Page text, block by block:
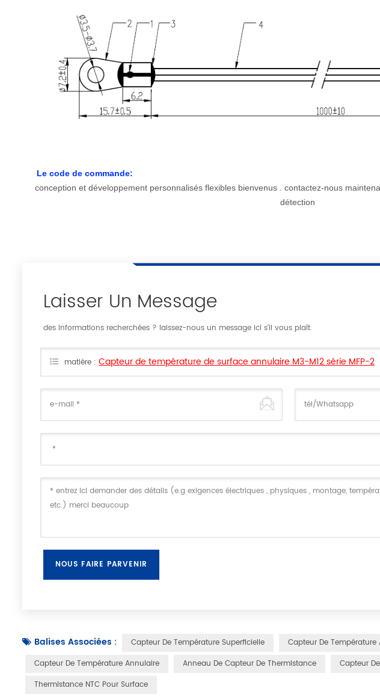
Le code de commande:
conception et développement personnalisés flexibles bienvenus . contactez-nous
détection
Laisser Un Message
des informations recherchées ? laissez-nous un message ici s'il vous plaît.
matière :Capteur de température de surface annulaire M3-M12 série MFP-2
Balises Associées : Capteur De Température Superficielle
Capteur De Température
Capteur De Température Annulaire
Anneau De Capteur De Thermistance
Capteur
Thermistance NTC Pour Surface